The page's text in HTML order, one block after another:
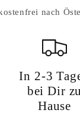
nach
In 2-3
bei Dir zu
Hause